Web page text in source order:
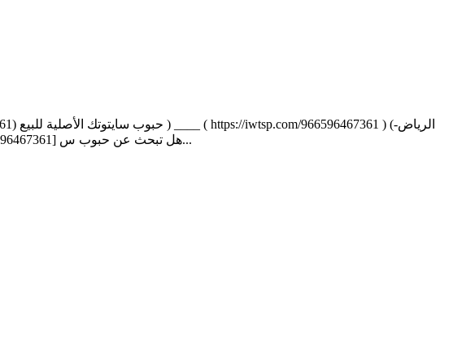
جدة-الخبر-الدمام-الشرقية-مكة المكرمة-القصيم-الأحساء-القطيف-ابها-خميس مشيط-المدينة المنورة--جيزان- تبوك) [0596467361] هل تبحث عن حبوب س...